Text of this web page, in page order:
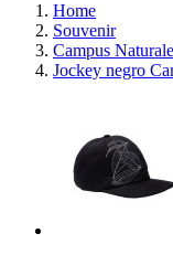
Home
Souvenir
Campus
Jockey negro